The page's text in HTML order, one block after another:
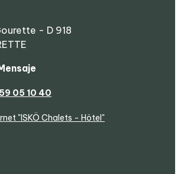
- D 918
05 10 40
"ISKÖ Chalets - Hötel"